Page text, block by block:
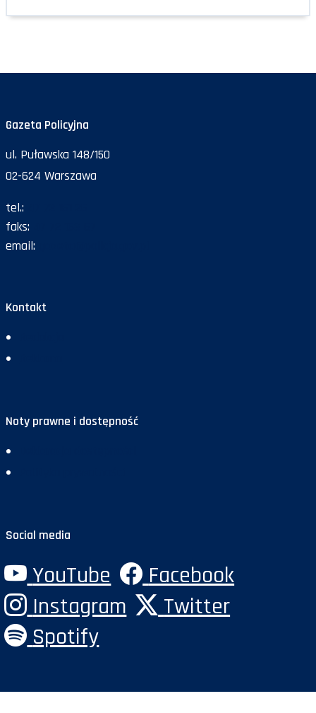
Gazeta Policyjna
ul. Puławska 148/150
02-624 Warszawa
tel.:
faks:
email:
Kontakt
Noty prawne i dostępność
Social media
YouTube
Facebook
Instagram
Twitter
Spotify